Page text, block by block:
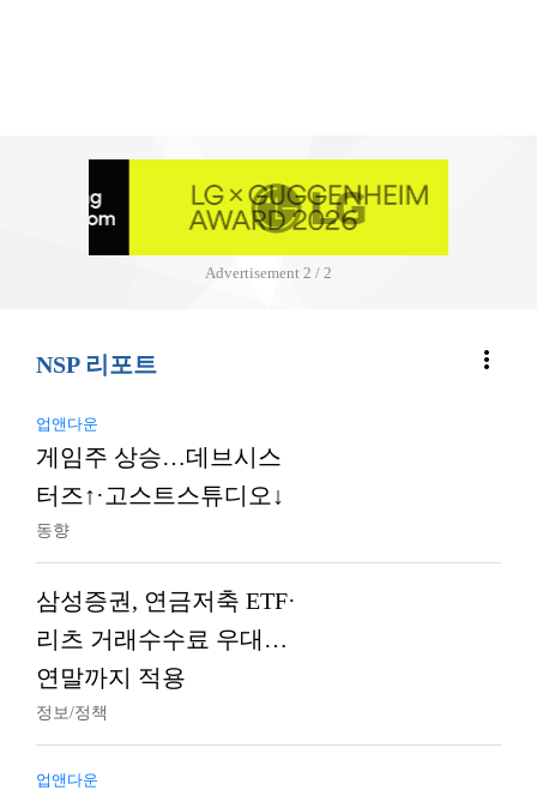
Advertisement 2 / 2
NSP 리포트 more_vert
업앤다운
게임주 상승…데브시스
터즈↑·고스트스튜디오↓
동향
삼성증권, 연금저축 ETF·
리츠 거래수수료 우대…
연말까지 적용
정보/정책
업앤다운